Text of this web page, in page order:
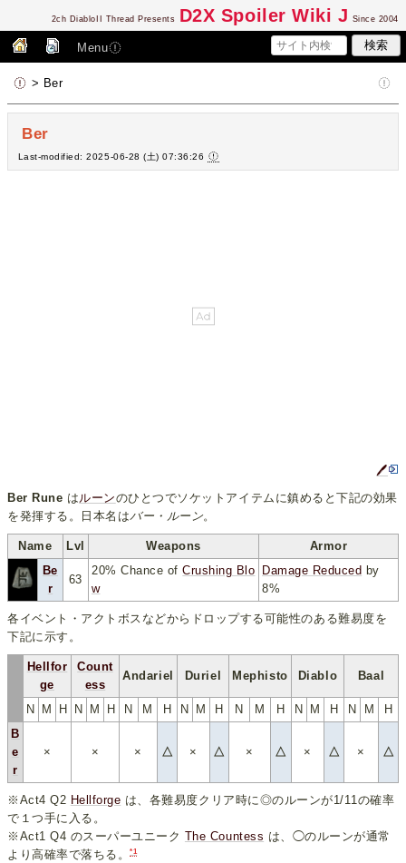
2ch DiabloII Thread Presents D2X Spoiler Wiki J Since 2004
Menu
> Ber
Ber
Last-modified: 2025-06-28 (土) 07:36:26
🖊
Ber Rune は ルーンのひとつでソケットアイテムに鎮めると下記の効果
を発揮する。日本名はバー・ルーン。
Name Lvl Weapons
Armor
Be
r
63
20% Chance ofCrushing Blo
w
Damage Reduced by
8%
各イベント・アクトボスなどからドロップする可能性のある難易度を
下記に示す。
Hellfor
ge
Count
ess
Andariel Duriel Mephisto Diablo Baal
N M H N M H N M H N M H N M H N M H N M
H
B
e
r
× × × △ × △ × △ × △ × △
※Act4 Q2 Hellforge は、各難易度クリア時に◎のルーンが1/11の確率
で１つ手に入る。
※Act1 Q4 のスーパーユニーク The Countess は、◯のルーンが通常
より高確率で落ちる。*1